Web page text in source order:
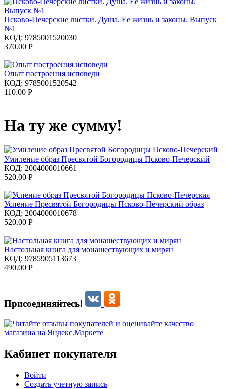
Псково-Печерские листки. Душа. Ее жизнь и законы. Выпуск
№1
КОД: 9785001520030
370.00 Р
Опыт построения исповеди
КОД: 9785001520542
110.00 Р
На ту же сумму!
Умиление образ Пресвятой Богородицы Псково-Печерский
КОД: 2004000010661
520.00 Р
Успение Пресвятой Богородицы Псково-Печерский образ
КОД: 2004000010678
520.00 Р
Настольная книга для монашествующих и мирян
КОД: 9785905113673
490.00 Р
Присоединяйтесь!
Кабинет покупателя
Войти
Создать учетную запись